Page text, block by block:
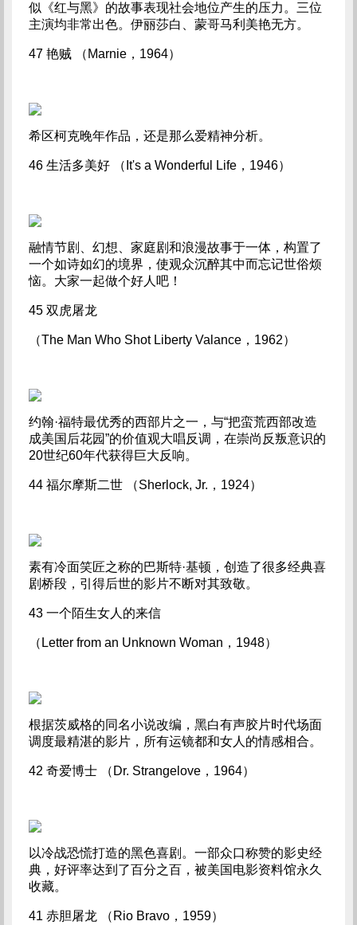
似《红与黑》的故事表现社会地位产生的压力。三位
主演均非常出色。伊丽莎白、蒙哥马利美艳无方。
47 艳贼 （Marnie，1964）
希区柯克晚年作品，还是那么爱精神分析。
46 生活多美好 （It's a Wonderful Life，1946）
融情节剧、幻想、家庭剧和浪漫故事于一体，构置了
一个如诗如幻的境界，使观众沉醉其中而忘记世俗烦
恼。大家一起做个好人吧！
45 双虎屠龙
（The Man Who Shot Liberty Valance，1962）
约翰·福特最优秀的西部片之一，与“把蛮荒西部改造
成美国后花园”的价值观大唱反调，在崇尚反叛意识的
20世纪60年代获得巨大反响。
44 福尔摩斯二世 （Sherlock, Jr.，1924）
素有冷面笑匠之称的巴斯特·基顿，创造了很多经典喜
剧桥段，引得后世的影片不断对其致敬。
43 一个陌生女人的来信
（Letter from an Unknown Woman，1948）
根据茨威格的同名小说改编，黑白有声胶片时代场面
调度最精湛的影片，所有运镜都和女人的情感相合。
42 奇爱博士 （Dr. Strangelove，1964）
以冷战恐慌打造的黑色喜剧。一部众口称赞的影史经
典，好评率达到了百分之百，被美国电影资料馆永久
收藏。
41 赤胆屠龙 （Rio Bravo，1959）